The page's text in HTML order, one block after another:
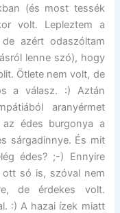
(és most tessék
volt. Lepleztem a
azért odaszóltam
lenne szó), hogy
Ötlete nem volt, de
a válasz. :) Aztán
aranyérmet
az édes burgonya a
sárgadinnye. És mit
édes? ;-) Ennyire
ott só is, szóval nem
de érdekes volt.
:) A hazai ízek miatt